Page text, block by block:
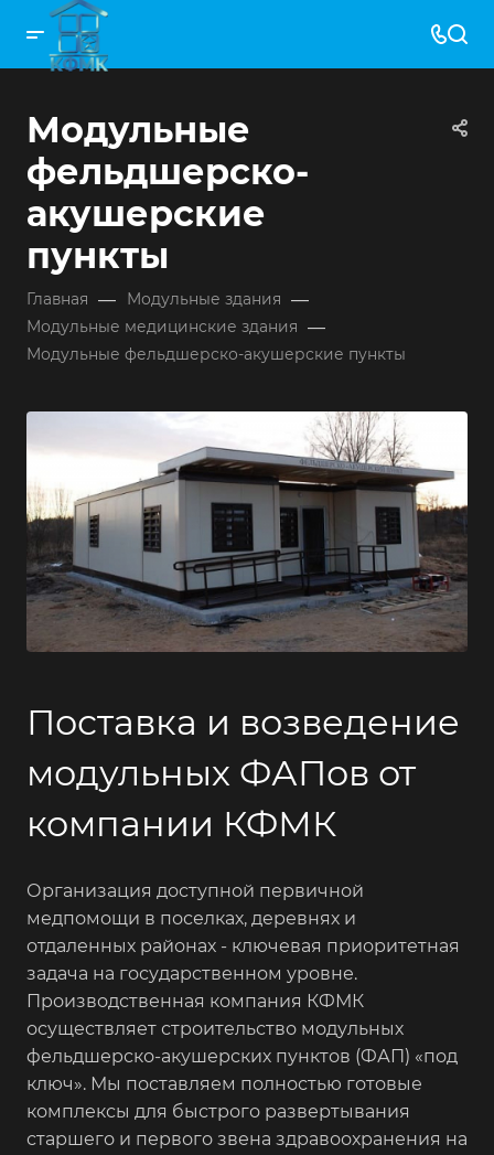
Модульные
фельдшерско-
акушерские
пункты
Главная — Модульные здания —
Модульные медицинские здания —
Модульные фельдшерско-акушерские пункты
Поставка и возведение
модульных ФАПов от
компании КФМК
Организация доступной первичной
медпомощи в поселках, деревнях и
отдаленных районах - ключевая приоритетная
задача на государственном уровне.
Производственная компания КФМК
осуществляет строительство модульных
фельдшерско-акушерских пунктов (ФАП) «под
ключ». Мы поставляем полностью готовые
комплексы для быстрого развертывания
старшего и первого звена здравоохранения на